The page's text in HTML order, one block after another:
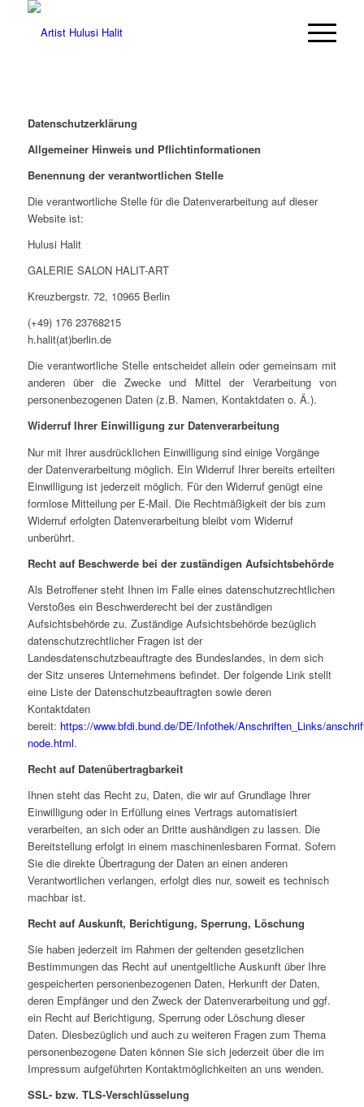
Datenschutzerklärung
Allgemeiner Hinweis und Pflichtinformationen
Benennung der verantwortlichen Stelle
Die verantwortliche Stelle für die Datenverarbeitung auf dieser
Website ist:
Hulusi Halit
GALERIE SALON HALIT-ART
Kreuzbergstr. 72, 10965 Berlin
(+49) 176 23768215
h.halit(at)berlin.de
Die verantwortliche Stelle entscheidet allein oder gemeinsam mit
anderen über die Zwecke und Mittel der Verarbeitung von
personenbezogenen Daten (z.B. Namen, Kontaktdaten o. Ä.).
Widerruf Ihrer Einwilligung zur Datenverarbeitung
Nur mit Ihrer ausdrücklichen Einwilligung sind einige Vorgänge
der Datenverarbeitung möglich. Ein Widerruf Ihrer bereits erteilten
Einwilligung ist jederzeit möglich. Für den Widerruf genügt eine
formlose Mitteilung per E-Mail. Die Rechtmäßigkeit der bis zum
Widerruf erfolgten Datenverarbeitung bleibt vom Widerruf
unberührt.
Recht auf Beschwerde bei der zuständigen Aufsichtsbehörde
Als Betroffener steht Ihnen im Falle eines datenschutzrechtlichen
Verstoßes ein Beschwerderecht bei der zuständigen
Aufsichtsbehörde zu. Zuständige Aufsichtsbehörde bezüglich
datenschutzrechtlicher Fragen ist der
Landesdatenschutzbeauftragte des Bundeslandes, in dem sich
der Sitz unseres Unternehmens befindet. Der folgende Link stellt
eine Liste der Datenschutzbeauftragten sowie deren
Kontaktdaten
bereit: https://www.bfdi.bund.de/DE/Infothek/Anschriften_Links/
node.html.
Recht auf Datenübertragbarkeit
Ihnen steht das Recht zu, Daten, die wir auf Grundlage Ihrer
Einwilligung oder in Erfüllung eines Vertrags automatisiert
verarbeiten, an sich oder an Dritte aushändigen zu lassen. Die
Bereitstellung erfolgt in einem maschinenlesbaren Format. Sofern
Sie die direkte Übertragung der Daten an einen anderen
Verantwortlichen verlangen, erfolgt dies nur, soweit es technisch
machbar ist.
Recht auf Auskunft, Berichtigung, Sperrung, Löschung
Sie haben jederzeit im Rahmen der geltenden gesetzlichen
Bestimmungen das Recht auf unentgeltliche Auskunft über Ihre
gespeicherten personenbezogenen Daten, Herkunft der Daten,
deren Empfänger und den Zweck der Datenverarbeitung und ggf.
ein Recht auf Berichtigung, Sperrung oder Löschung dieser
Daten. Diesbezüglich und auch zu weiteren Fragen zum Thema
personenbezogene Daten können Sie sich jederzeit über die im
Impressum aufgeführten Kontaktmöglichkeiten an uns wenden.
SSL- bzw. TLS-Verschlüsselung